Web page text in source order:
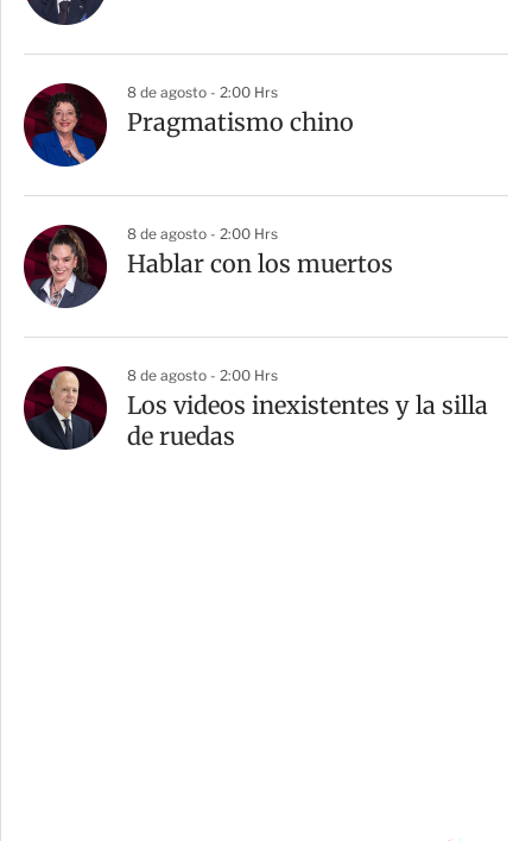
8 de agosto - 2:00 Hrs
Pragmatismo chino
8 de agosto - 2:00 Hrs
Hablar con los muertos
8 de agosto - 2:00 Hrs
Los videos inexistentes y la silla
de ruedas